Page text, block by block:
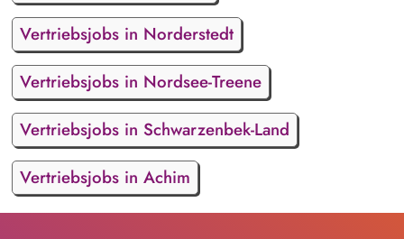
Vertriebsjobs in Norderstedt
Vertriebsjobs in Nordsee-Treene
Vertriebsjobs in Schwarzenbek-Land
Vertriebsjobs in Achim